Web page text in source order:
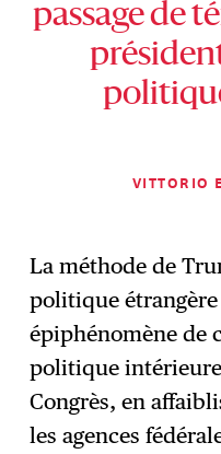
passage de
VITTORIO
La méthode de
politique étrangère
épiphénomène de
politique
Congrès, en
les agences